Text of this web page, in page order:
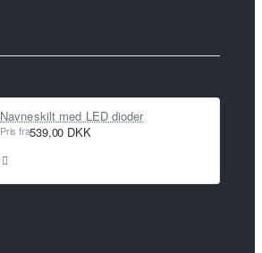
Navneskilt med LED dioder
Pris fra539,00 DKK